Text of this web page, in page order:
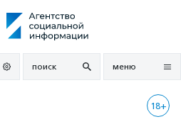
поиск меню
18+